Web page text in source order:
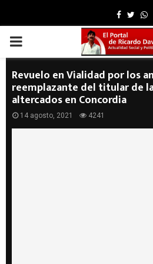
Facebook
PRIMARY
MENU
Revuelo en Vialidad por los
reemplazante del titular de
altercados en Concordia
14 agosto, 2021 4241